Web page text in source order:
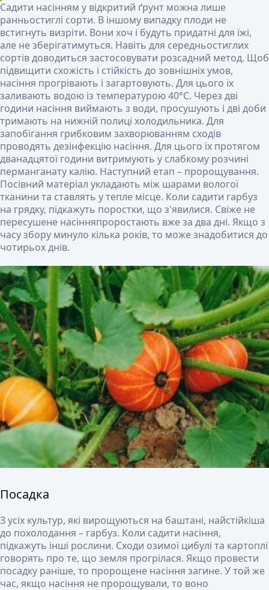
Садити насінням у відкритий ґрунт можна лише
ранньостиглі сорти. В іншому випадку плоди не
встигнуть визріти. Вони хоч і будуть придатні для їжі,
але не зберігатимуться. Навіть для середньостиглих
сортів доводиться застосовувати розсадний метод. Щоб
підвищити схожість і стійкість до зовнішніх умов,
насіння прогрівають і загартовують. Для цього їх
заливають водою із температурою 40°C. Через дві
години насіння виймають з води, просушують і дві доби
тримають на нижній полиці холодильника. Для
запобігання грибковим захворюванням сходів
проводять дезінфекцію насіння. Для цього їх протягом
дванадцятої години витримують у слабкому розчині
перманганату калію. Наступний етап – пророщування.
Посівний матеріал укладають між шарами вологої
тканини та ставлять у тепле місце. Коли садити гарбуз
на грядку, підкажуть поростки, що з'явилися. Свіже не
пересушене насінняпроростають вже за два дні. Якщо з
часу збору минуло кілька років, то може знадобитися до
чотирьох днів.
Посадка
З усіх культур, які вирощуються на баштані, найстійкіша
до похолодання – гарбуз. Коли садити насіння,
підкажуть інші рослини. Сходи озимої цибулі та картоплі
говорять про те, що земля прогрілася. Якщо провести
посадку раніше, то пророщене насіння загине. У той же
час, якщо насіння не пророщували, то воно